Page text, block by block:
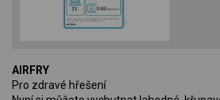
AIRFRY
Pro zdravé hřešení